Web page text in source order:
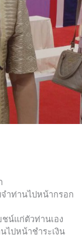
ำท่านไปหน้ากรอก
น์แก่ตัวท่านเอง
ไปหน้าชำระเงิน